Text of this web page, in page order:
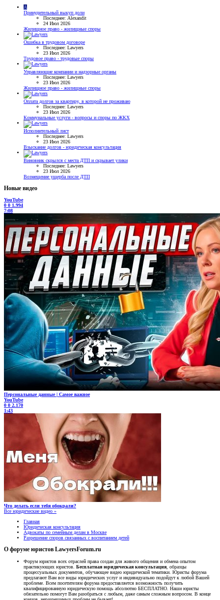
A
Принудительный выкуп доли
Последнее: Alexandit
24 Июл 2026
Жилищное право - жилищные споры
Ошибка в трудовом договоре
Последнее: Lawyers
23 Июл 2026
Трудовое право - трудовые споры
Управляющие компании и надзорные органы
Последнее: Lawyers
23 Июл 2026
Жилищное право - жилищные споры
Оплата долгов за квартиру, в которой не проживаю
Последнее: Lawyers
23 Июл 2026
Коммунальные услуги - вопросы и споры по ЖКХ
Исполнительный лист
Последнее: Lawyers
23 Июл 2026
Взыскание долгов - юридическая консультация
Виновник скрылся с места ДТП и скрывает улики
Последнее: Lawyers
23 Июл 2026
Возмещение ущерба после ДТП
Новые видео
YouTube
0 0 1.994
7:08
Персональные данные | Самое важное
YouTube
0 0 2.170
1:43
Что делать если тебя обокрали?
Все юридические видео »
Главная
Юридическая консультация
Адвокаты по семейным делам в Москве
Разрешение споров связанных с воспитанием детей
О форуме юристов LawyersForum.ru
Форум юристов всех отраслей права создан для живого общения и обмена опытом
практикующих юристов. Бесплатная юридическая консультация , образцы
процессуальных документов, обучающее видео юридической тематики. Юристы форума
предлагают Вам все виды юридических услуг и индивидуально подойдут к любой Вашей
проблеме. Всем посетителям форума предоставляется возможность получить
квалифицированную юридическую помощь абсолютно БЕСПЛАТНО. Наши юристы
обязательно помогут Вам разобраться с любым, даже самым сложным вопросом. В конце